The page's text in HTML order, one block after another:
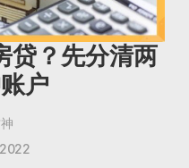
贷？先分清两
户